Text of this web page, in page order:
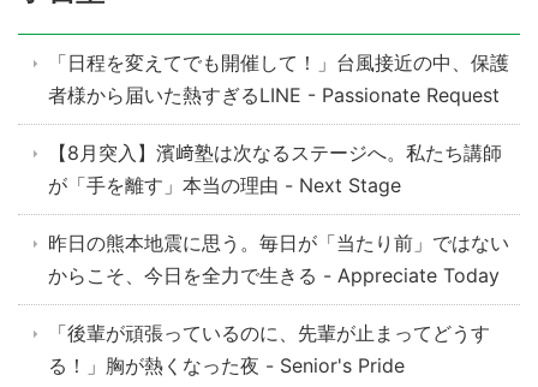
「日程を変えてでも開催して！」台風接近の中、保護
者様から届いた熱すぎるLINE - Passionate Request
【8月突入】濱﨑塾は次なるステージへ。私たち講師
が「手を離す」本当の理由 - Next Stage
昨日の熊本地震に思う。毎日が「当たり前」ではない
からこそ、今日を全力で生きる - Appreciate Today
「後輩が頑張っているのに、先輩が止まってどうす
る！」胸が熱くなった夜 - Senior's Pride